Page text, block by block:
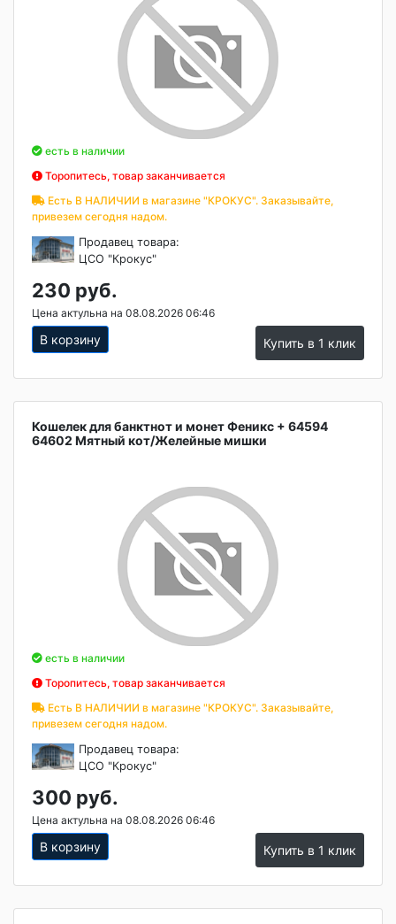
есть в наличии
Торопитесь, товар заканчивается
Есть В НАЛИЧИИ в магазине "КРОКУС". Заказывайте,
привезем сегодня надом.
Продавец товара:
ЦСО "Крокус"
230 руб.
Цена актульна на 08.08.2026 06:46
В корзину Купить в 1 клик
Кошелек для банктнот и монет Феникс + 64594
64602 Мятный кот/Желейные мишки
есть в наличии
Торопитесь, товар заканчивается
Есть В НАЛИЧИИ в магазине "КРОКУС". Заказывайте,
привезем сегодня надом.
Продавец товара:
ЦСО "Крокус"
300 руб.
Цена актульна на 08.08.2026 06:46
В корзину Купить в 1 клик